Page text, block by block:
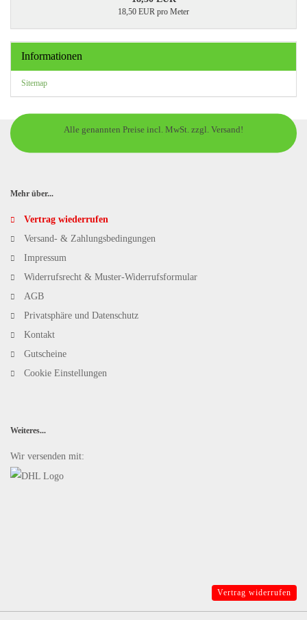
18,50 EUR pro Meter
Informationen
Sitemap
Alle genannten Preise incl. MwSt. zzgl. Versand!
Mehr über...
Vertrag wiederrufen
Versand- & Zahlungsbedingungen
Impressum
Widerrufsrecht & Muster-Widerrufsformular
AGB
Privatsphäre und Datenschutz
Kontakt
Gutscheine
Cookie Einstellungen
Weiteres...
Wir versenden mit:
Vertrag widerrufen